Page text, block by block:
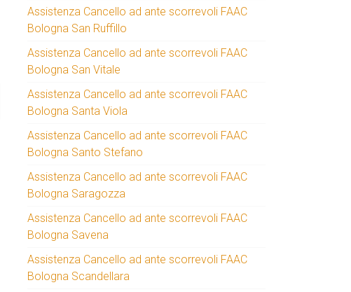
Assistenza Cancello ad ante scorrevoli FAAC
Bologna San Ruffillo
Assistenza Cancello ad ante scorrevoli FAAC
Bologna San Vitale
Assistenza Cancello ad ante scorrevoli FAAC
Bologna Santa Viola
Assistenza Cancello ad ante scorrevoli FAAC
Bologna Santo Stefano
Assistenza Cancello ad ante scorrevoli FAAC
Bologna Saragozza
Assistenza Cancello ad ante scorrevoli FAAC
Bologna Savena
Assistenza Cancello ad ante scorrevoli FAAC
Bologna Scandellara